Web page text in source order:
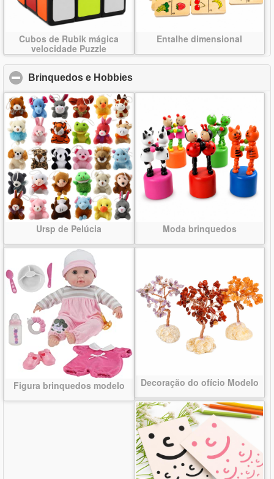
Cubos de Rubik mágica
velocidade Puzzle
brinquedos
Entalhe dimensional
Brinquedos e Hobbies
Ursp de Pelúcia Moda brinquedos
Figura brinquedos modelo Decoração do ofício Modelo